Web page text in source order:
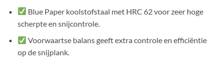
Blue Paper koolstofstaal met HRC 62 voor zeer hoge
scherpte en snijcontrole.
Voorwaartse balans geeft extra controle en efficiëntie
op de snijplank.